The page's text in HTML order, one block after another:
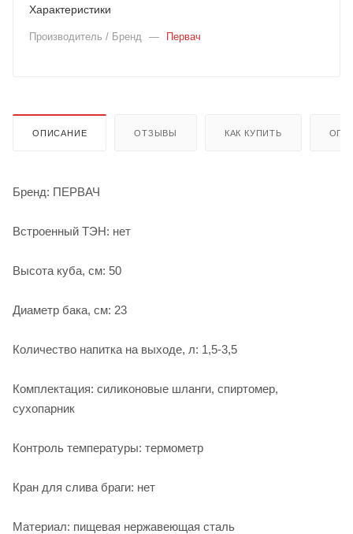
Характеристики
Производитель / Бренд — Первач
ОПИСАНИЕ ОТЗЫВЫ КАК КУПИТЬ
Бренд: ПЕРВАЧ
Встроенный ТЭН: нет
Высота куба, см: 50
Диаметр бака, см: 23
Количество напитка на выходе, л: 1,5-3,5
Комплектация: силиконовые шланги, спиртомер,
сухопарник
Контроль температуры: термометр
Кран для слива браги: нет
Материал: пищевая нержавеющая сталь